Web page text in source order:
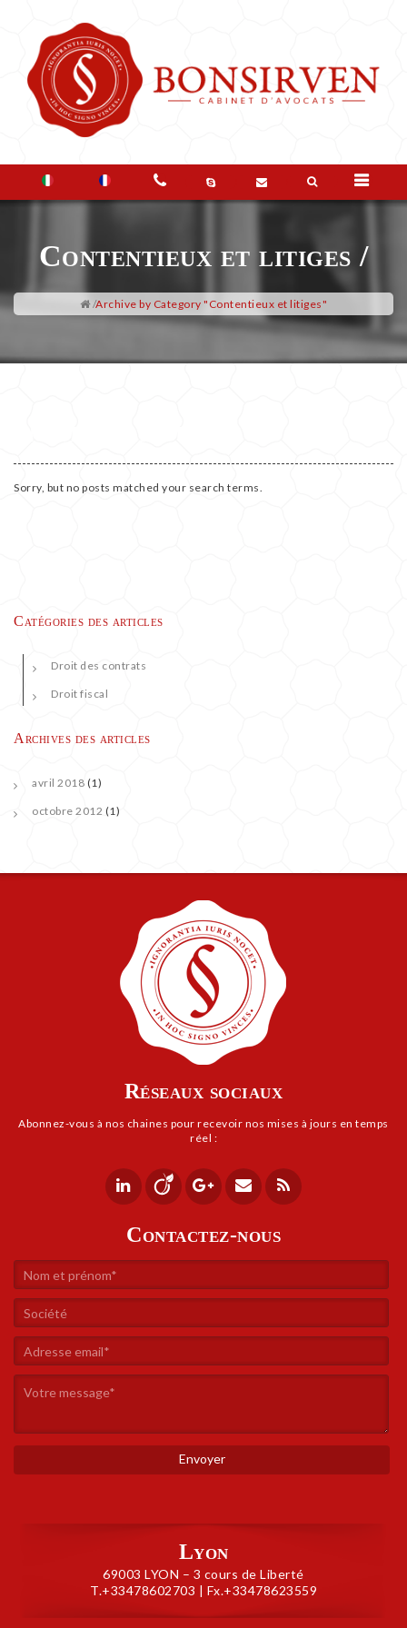
LE
VOS
BESOINS
PUBLICATIONS
Contentieux et litiges /
/Archive by Category "Contentieux et litiges"
Sorry, but no posts matched your search terms.
Catégories des articles
Droit des contrats
Droit fiscal
Archives des articles
avril 2018 (1)
octobre 2012 (1)
Réseaux sociaux
Abonnez-vous à nos chaines pour rece­voir nos mises à jours en temps
réel :
Contactez-nous
Lyon
69003 LYON – 3 cours de Liberté
T.+33478602703 | Fx.+33478623559